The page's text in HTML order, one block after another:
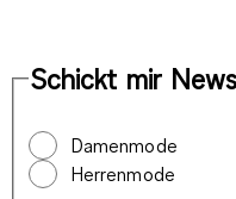
Schickt mir
Damenmode
Herrenmode